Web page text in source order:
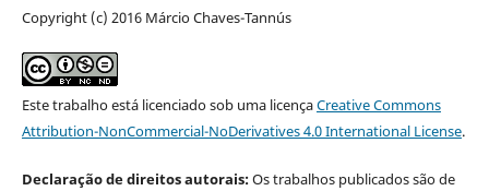
Copyright (c) 2016 Márcio Chaves-Tannús
Este trabalho está licenciado sob uma licençaCreative Commons
Attribution-NonCommercial-NoDerivatives 4.0 International License.
Declaração de direitos autorais:Os trabalhos publicados são de